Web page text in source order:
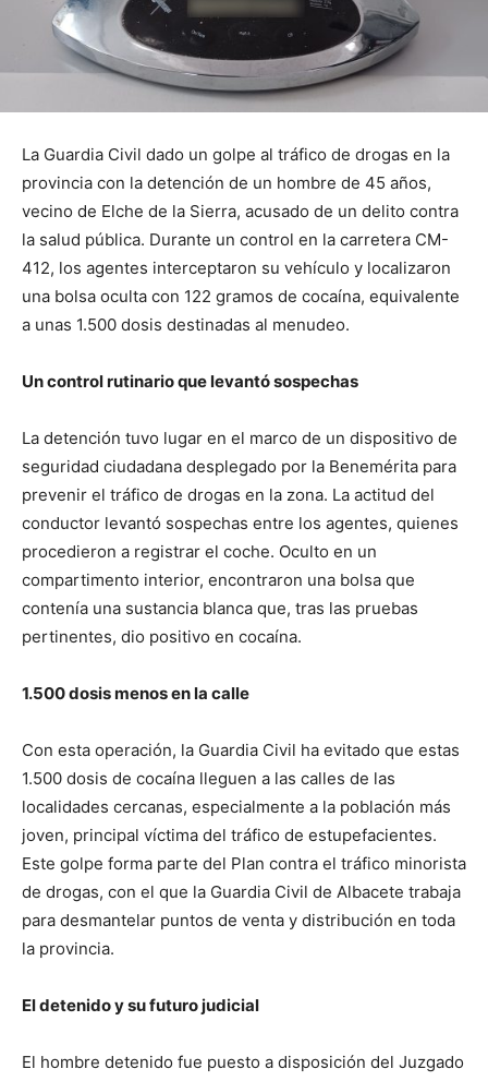
La Guardia Civil dado un golpe al tráfico de drogas en la
provincia con la detención de un hombre de 45 años,
vecino de Elche de la Sierra, acusado de un delito contra
la salud pública. Durante un control en la carretera CM-
412, los agentes interceptaron su vehículo y localizaron
una bolsa oculta con 122 gramos de cocaína, equivalente
a unas 1.500 dosis destinadas al menudeo.
Un control rutinario que levantó sospechas
La detención tuvo lugar en el marco de un dispositivo de
seguridad ciudadana desplegado por la Benemérita para
prevenir el tráfico de drogas en la zona. La actitud del
conductor levantó sospechas entre los agentes, quienes
procedieron a registrar el coche. Oculto en un
compartimento interior, encontraron una bolsa que
contenía una sustancia blanca que, tras las pruebas
pertinentes, dio positivo en cocaína.
1.500 dosis menos en la calle
Con esta operación, la Guardia Civil ha evitado que estas
1.500 dosis de cocaína lleguen a las calles de las
localidades cercanas, especialmente a la población más
joven, principal víctima del tráfico de estupefacientes.
Este golpe forma parte del Plan contra el tráfico minorista
de drogas, con el que la Guardia Civil de Albacete trabaja
para desmantelar puntos de venta y distribución en toda
la provincia.
El detenido y su futuro judicial
El hombre detenido fue puesto a disposición del Juzgado